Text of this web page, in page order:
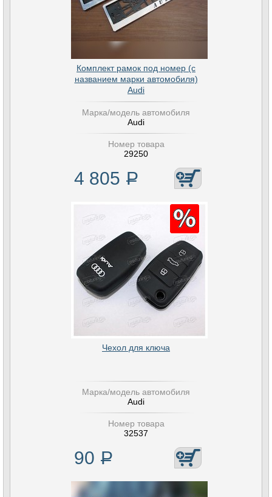
Комплект рамок под номер (с
названием марки автомобиля)
Audi
Марка/модель автомобиля
Audi
Номер товара
29250
4 805 Р
Чехол для ключа
Марка/модель автомобиля
Audi
Номер товара
32537
90 Р